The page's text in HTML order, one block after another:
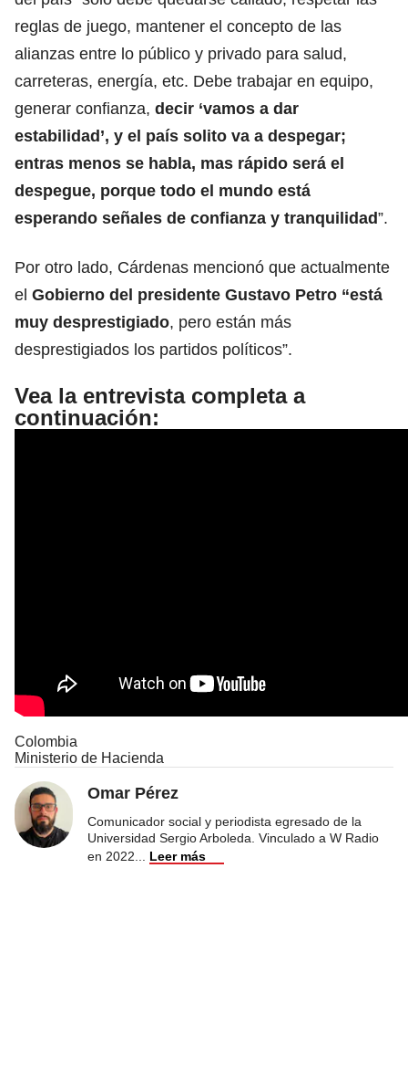
reglas de juego, mantener el concepto de las
alianzas entre lo público y privado para salud,
carreteras, energía, etc. Debe trabajar en equipo,
generar confianza, decir ‘vamos a dar
estabilidad’, y el país solito va a despegar;
entras menos se habla, mas rápido será el
despegue, porque todo el mundo está
esperando señales de confianza y tranquilidad”.
Por otro lado, Cárdenas mencionó que actualmente
el Gobierno del presidente Gustavo Petro “está
muy desprestigiado, pero están más
desprestigiados los partidos políticos”.
Vea la entrevista completa a
continuación:
Colombia
Ministerio de Hacienda
Omar Pérez
Comunicador social y periodista egresado de la
Universidad Sergio Arboleda. Vinculado a W Radio
en 2022
Leer más